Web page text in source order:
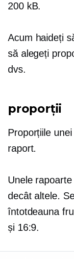
200 kB.
Acum haideți
să alegeți
dvs.
proporţii
Proporțiile
raport.
Unele
decât altele.
întotdeauna
și 16:9.